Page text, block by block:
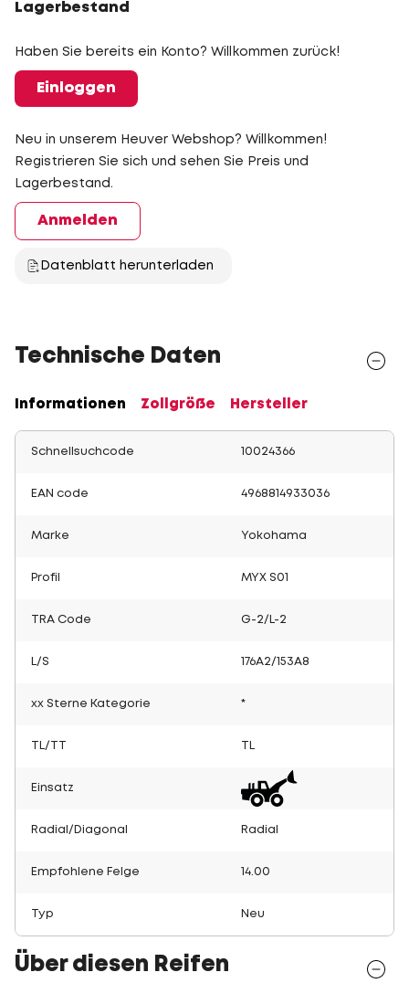
Lagerbestand
Haben Sie bereits ein Konto? Willkommen zurück!
Einloggen
Neu in unserem Heuver Webshop? Willkommen!
Registrieren Sie sich und sehen Sie Preis und
Lagerbestand.
Anmelden
Datenblatt herunterladen
Technische Daten
Informationen Zollgröße Hersteller
Schnellsuchcode 10024366
EAN code 4968814933036
Marke Yokohama
Profil MYX S01
TRA Code G-2/L-2
L/S 176A2/153A8
xx Sterne Kategorie *
TL/TT
Einsatz
Radial/Diagonal Radial
Empfohlene Felge 14.00
Typ Neu
Über diesen Reifen